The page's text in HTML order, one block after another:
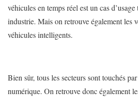
véhicules en temps réel est un cas
industrie. Mais on retrouve également les
véhicules intelligents.
Bien sûr, tous les secteurs sont touchés
numérique. On retrouve donc également